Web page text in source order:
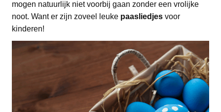
mogen natuurlijk niet voorbij gaan zonder een vrolijke
noot. Want er zijn zoveel leuke paasliedjes voor
kinderen!